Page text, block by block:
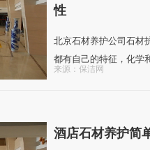
性
北京石材养护公司石材
都有自己的特征，化学
来源：保洁网
酒店石材养护简